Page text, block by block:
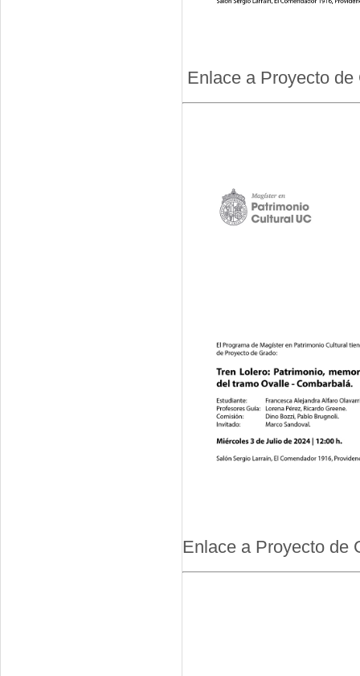
Enlace a Proyecto
Enlace a Proyecto de